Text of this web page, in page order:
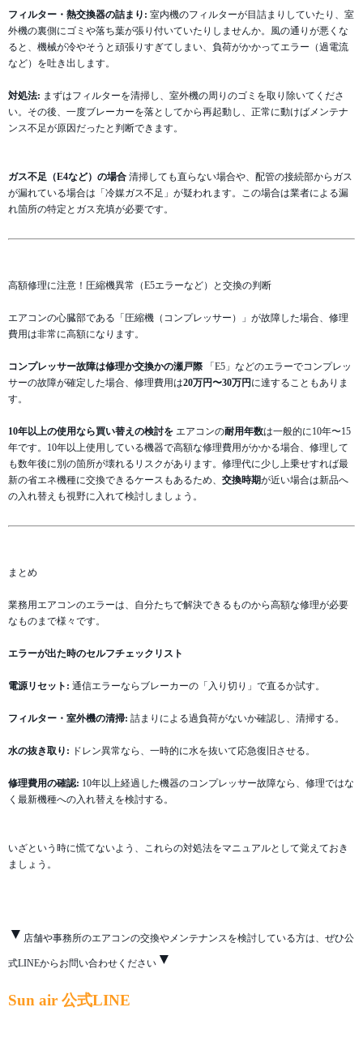
フィルター・熱交換器の詰まり: 室内機のフィルターが目詰まりしていたり、室
外機の裏側にゴミや落ち葉が張り付いていたりしませんか。風の通りが悪くな
ると、機械が冷やそうと頑張りすぎてしまい、負荷がかかってエラー（過電流
など）を吐き出します。
対処法: まずはフィルターを清掃し、室外機の周りのゴミを取り除いてくださ
い。その後、一度ブレーカーを落としてから再起動し、正常に動けばメンテナ
ンス不足が原因だったと判断できます。
ガス不足（E4など）の場合 清掃しても直らない場合や、配管の接続部からガス
が漏れている場合は「冷媒ガス不足」が疑われます。この場合は業者による漏
れ箇所の特定とガス充填が必要です。
高額修理に注意！圧縮機異常（E5エラーなど）と交換の判断
エアコンの心臓部である「圧縮機（コンプレッサー）」が故障した場合、修理
費用は非常に高額になります。
コンプレッサー故障は修理か交換かの瀬戸際 「E5」などのエラーでコンプレッ
サーの故障が確定した場合、修理費用は20万円〜30万円 に達することもありま
す。
10年以上の使用なら買い替えの検討を エアコンの耐用年数は一般的に10年〜15
年です。10年以上使用している機器で高額な修理費用がかかる場合、修理して
も数年後に別の箇所が壊れるリスクがあります。修理代に少し上乗せすれば最
新の省エネ機種に交換できるケースもあるため、 交換時期が近い場合は新品へ
の入れ替えも視野に入れて検討しましょう。
まとめ
業務用エアコンのエラーは、自分たちで解決できるものから高額な修理が必要
なものまで様々です。
エラーが出た時のセルフチェックリスト
電源リセット: 通信エラーならブレーカーの「入り切り」で直るか試す。
フィルター・室外機の清掃: 詰まりによる過負荷がないか確認し、清掃する。
水の抜き取り: ドレン異常なら、一時的に水を抜いて応急復旧させる。
修理費用の確認: 10年以上経過した機器のコンプレッサー故障なら、修理ではな
く最新機種への入れ替えを検討する。
いざという時に慌てないよう、これらの対処法をマニュアルとして覚えておき
ましょう。
▼ 店舗や事務所のエアコンの交換やメンテナンスを検討している方は、ぜひ公
式LINEからお問い合わせください ▼
Sun air 公式LINE